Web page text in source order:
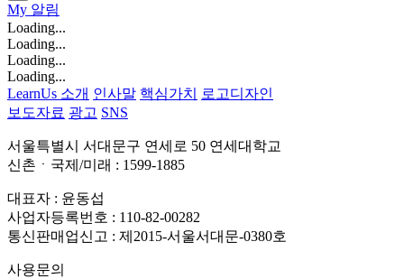
My 알림
Loading...
Loading...
Loading...
Loading...
LearnUs 소개 인사말 핵심가치
로고디자인
보도자료 광고 SNS
서울특별시 서대문구 연세로 50 연세대학교
신촌ㆍ국제/미래 : 1599-1885
대표자 : 윤동섭
사업자등록번호 : 110-82-00282
통신판매업신고 : 제2015-서울서대문-0380호
사용문의